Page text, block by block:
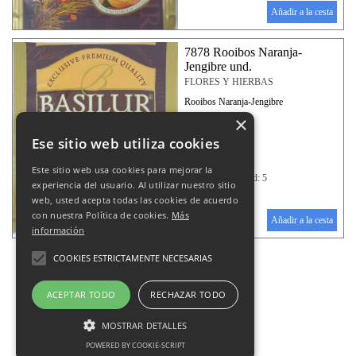
Añadir a la cesta
7878 Rooibos Naranja-
Jengibre und.
FLORES Y HIERBAS
Rooibos Naranja-Jengibre
Disponibilidad: 5
Añadir a la cesta
derechos Reservados - Todos nuestros precios
se muestran IVA incluido
×
Ese sitio web utiliza cookies
Este sitio web usa cookies para mejorar la
experiencia del usuario. Al utilizar nuestro sitio
web, usted acepta todas las cookies de acuerdo
con nuestra Política de cookies. Más
información
COOKIES ESTRICTAMENTE NECESARIAS
ACEPTAR TODO RECHAZAR TODO
MOSTRAR DETALLES
POWERED BY COOKIE-SCRIPT